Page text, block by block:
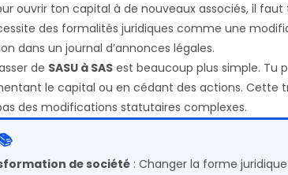
ouvrir ton capital à de nouveaux associés, il faut
des formalités juridiques comme une
dans un journal d’annonces légales.
de SASU à SAS est beaucoup plus simple. Tu
le capital ou en cédant des actions. Cette
des modifications statutaires complexes.
de société : Changer la forme